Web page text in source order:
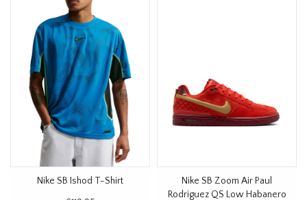
Nike SB Ishod T-Shirt
Nike SB Zoom Air Paul
Rodriguez QS Low Habanero